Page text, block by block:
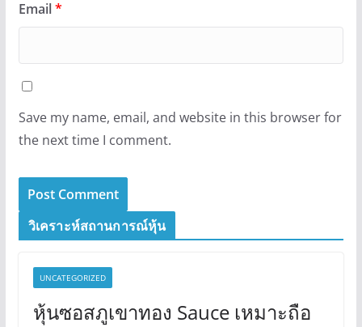
Email*
Save my name, email, and website in this browser for
the next time I comment.
วิเคราะห์สถานการณ์หุ้น
UNCATEGORIZED
หุ้นซอสภูเขาทอง Sauce เหมาะถือ